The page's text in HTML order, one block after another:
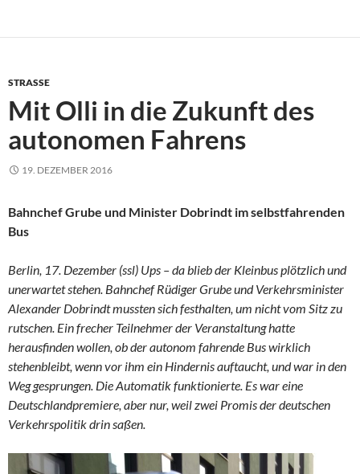
STRASSE
Mit Olli in die Zukunft des
autonomen Fahrens
19. DEZEMBER 2016
Bahnchef Grube und Minister Dobrindt im selbstfahrenden
Bus
Berlin, 17. Dezember (ssl) Ups – da blieb der Kleinbus plötzlich und
unerwartet stehen. Bahnchef Rüdiger Grube und Verkehrsminister
Alexander Dobrindt mussten sich festhalten, um nicht vom Sitz zu
rutschen. Ein frecher Teilnehmer der Veranstaltung hatte
herausfinden wollen, ob der autonom fahrende Bus wirklich
stehenbleibt, wenn vor ihm ein Hindernis auftaucht, und war in den
Weg gesprungen. Die Automatik funktionierte. Es war eine
Deutschlandpremiere, aber nur, weil zwei Promis der deutschen
Verkehrspolitik drin saßen.